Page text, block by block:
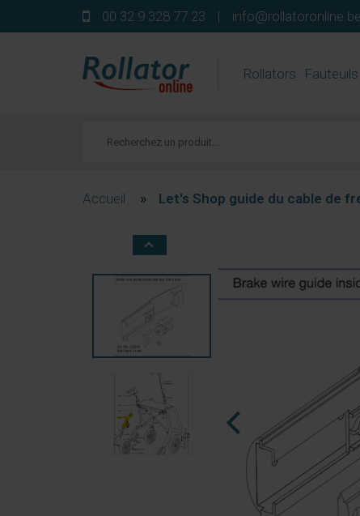
00 32 9 328 77 23 | info@rollatoronline.be
Rollators
Accueil » Let's Shop guide du cable de